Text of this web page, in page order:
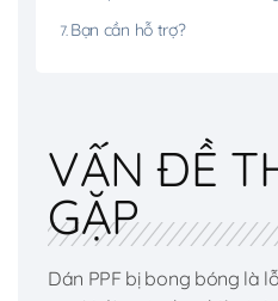
Bạn cần hỗ trợ?
VẤN ĐỀ
GẶP
Dán PPF bị bong bóng là